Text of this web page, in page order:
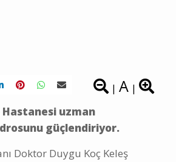
| A |
uzman
güçlendiriyor.
Doktor Duygu Koç Keleş